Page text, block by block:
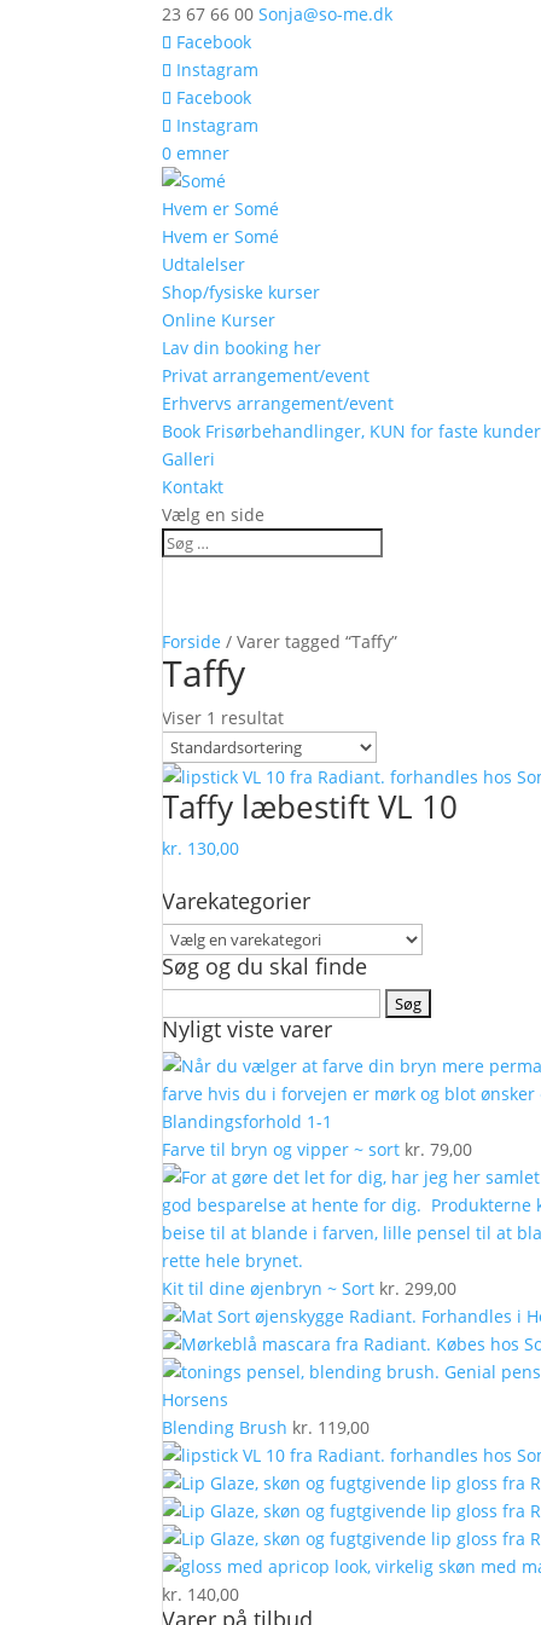
23 67 66 00 Sonja@so-me.dk
Facebook
Instagram
Facebook
Instagram
0 emner
Hvem er Somé
Hvem er Somé
Udtalelser
Shop/fysiske kurser
Online Kurser
Lav din booking her
Privat arrangement/event
Erhvervs arrangement/event
Book Frisørbehandlinger, KUN for faste kunder
Galleri
Kontakt
Vælg en side
Forside / Varer tagged “Taffy”
Taffy
Viser 1 resultat
Taffy læbestift VL 10
kr. 130,00
Varekategorier
Søg og du skal finde
efter:
Nyligt viste varer
Farve til bryn og vipper ~ sort kr. 79,00
Kit til dine øjenbryn ~ Sort kr. 299,00
Blending Brush kr. 119,00
kr. 140,00
Varer på tilbud